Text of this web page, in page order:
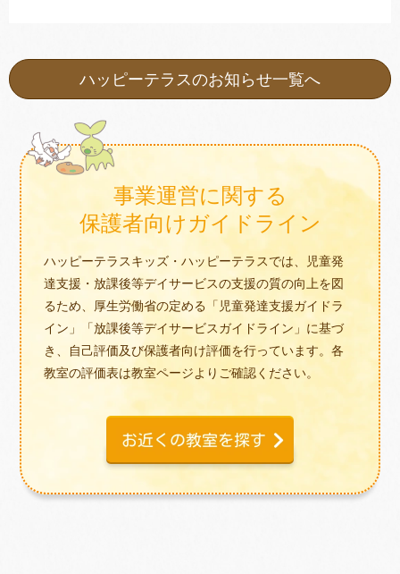
ハッピーテラスのお知らせ一覧へ
事業運営に関する
保護者向けガイドライン
ハッピーテラスキッズ・ハッピーテラスでは、児童発
達支援・放課後等デイサービスの支援の質の向上を図
るため、厚生労働省の定める「児童発達支援ガイドラ
イン」「放課後等デイサービスガイドライン」に基づ
き、自己評価及び保護者向け評価を行っています。各
教室の評価表は教室ページよりご確認ください。